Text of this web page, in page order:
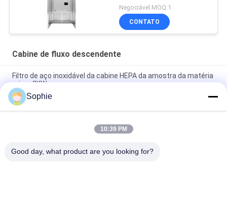
cabine do GCC para
matérias primas
Negociável MOQ:1
CONTATO
Cabine de fluxo descendente
Filtro de aço inoxidável da cabine HEPA da amostra da matéria
prima 2KW
ISO Experimentos Científicos Cabine de Pesagem
Farmacêutica
220V de aço inoxidável 50HZ que pesa a cabine para o teste
Sophie
10:39 PM
Good day, what product are you looking for?